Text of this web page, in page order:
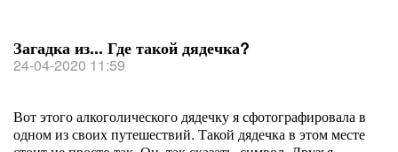
Загадка из... Где такой дядечка?
24-04-2020 11:59
Вот этого алкоголического дядечку я сфотографировала в
одном из своих путешествий. Такой дядечка в этом месте